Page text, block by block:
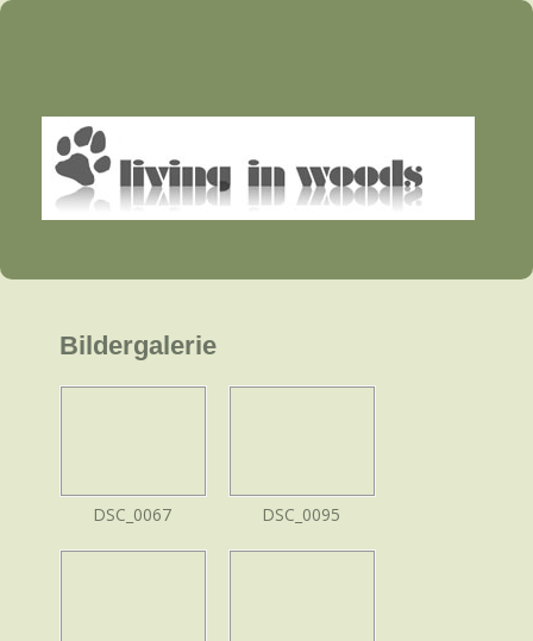
Bildergalerie
DSC_0067 DSC_0095